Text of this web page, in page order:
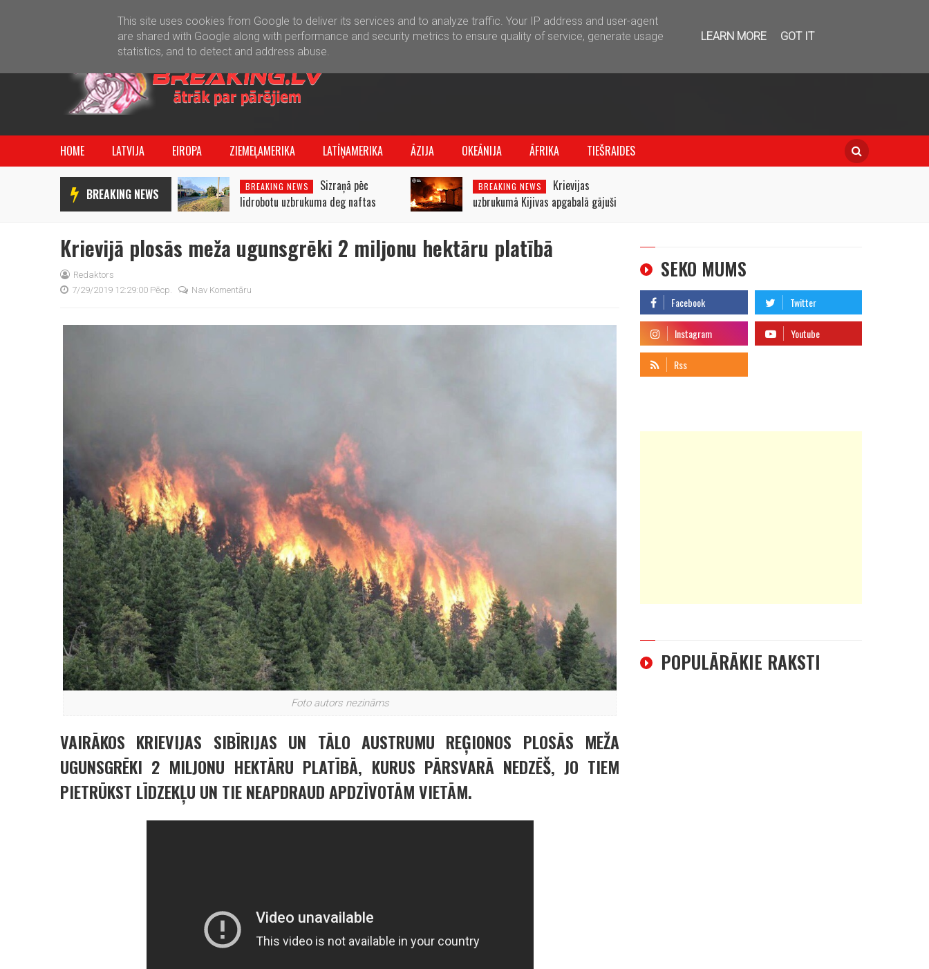
HOME LATVIJA EIROPA ZIEMEĻAMERIKA LATĪŅAMERIKA ĀZIJA OKEĀNIJA ĀFRIKA TIEŠRAIDES
BREAKING NEWS BREAKING NEWS
Sizraņā pēc
lidrobotu uzbrukuma deg naftas
BREAKING NEWS
Krievijas
uzbrukumā Kijivas apgabalā gājuši
Krievijā plosās meža ugunsgrēki 2 miljonu hektāru platībā
Redaktors
7/29/2019 12:29:00 Pēcp.
Nav Komentāru
Foto autors nezināms
VAIRĀKOS KRIEVIJAS SIBĪRIJAS UN TĀLO AUSTRUMU REĢIONOS PLOSĀS MEŽA
UGUNSGRĒKI 2 MILJONU HEKTĀRU PLATĪBĀ, KURUS PĀRSVARĀ NEDZĒŠ, JO TIEM
PIETRŪKST LĪDZEKĻU UN TIE NEAPDRAUD APDZĪVOTĀM VIETĀM.
SEKO MUMS
POPULĀRĀKIE RAKSTI
This site uses cookies from Google to deliver its services and to analyze traffic. Your IP address and user-agent
are shared with Google along with performance and security metrics to ensure quality of service, generate usage
statistics, and to detect and address abuse.
LEARN MORE GOT IT